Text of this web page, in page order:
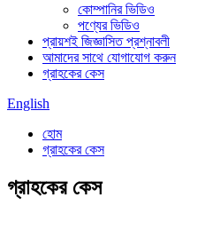
কোম্পানির ভিডিও
পণ্যের ভিডিও
প্রায়শই জিজ্ঞাসিত প্রশ্নাবলী
আমাদের সাথে যোগাযোগ করুন
গ্রাহকের কেস
English
হোম
গ্রাহকের কেস
গ্রাহকের কেস